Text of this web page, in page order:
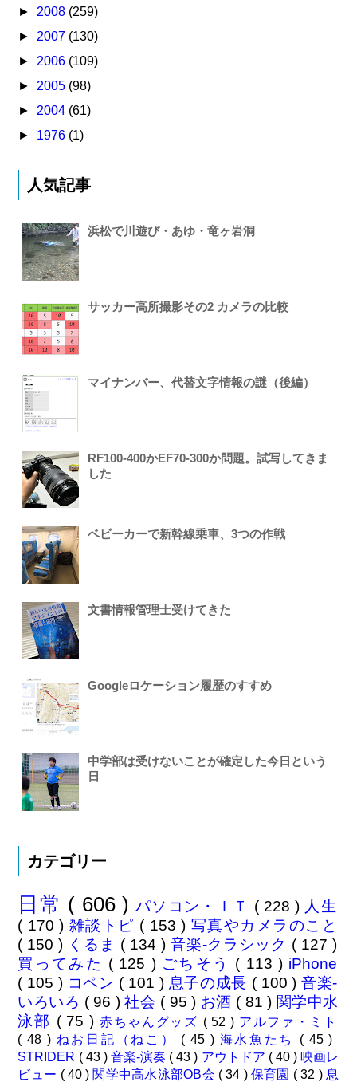
► 2008 (259)
► 2007 (130)
► 2006 (109)
► 2005 (98)
► 2004 (61)
► 1976 (1)
人気記事
浜松で川遊び・あゆ・竜ヶ岩洞
サッカー高所撮影その2 カメラの比較
マイナンバー、代替文字情報の謎（後編）
RF100-400かEF70-300か問題。試写してきま
した
ベビーカーで新幹線乗車、3つの作戦
文書情報管理士受けてきた
Googleロケーション履歴のすすめ
中学部は受けないことが確定した今日という
日
カテゴリー
日常 ( 606 )パソコン・ＩＴ ( 228 ) 人生
( 170 ) 雑談トピ ( 153 ) 写真やカメラのこと
( 150 ) くるま ( 134 ) 音楽-クラシック ( 127 )
買ってみた ( 125 ) ごちそう ( 113 ) iPhone
( 105 ) コペン ( 101 ) 息子の成長 ( 100 )音楽-
いろいろ ( 96 )社会 ( 95 ) お酒 ( 81 ) 関学中水
泳部 ( 75 ) 赤ちゃんグッズ ( 52 ) アルファ・ミト
( 48 ) ねお日記（ねこ） ( 45 ) 海水魚たち ( 45 )
STRIDER ( 43 ) 音楽-演奏 ( 43 ) アウトドア ( 40 ) 映画レ
ビュー ( 40 ) 関学中高水泳部OB会 ( 34 ) 保育園 ( 32 ) 息